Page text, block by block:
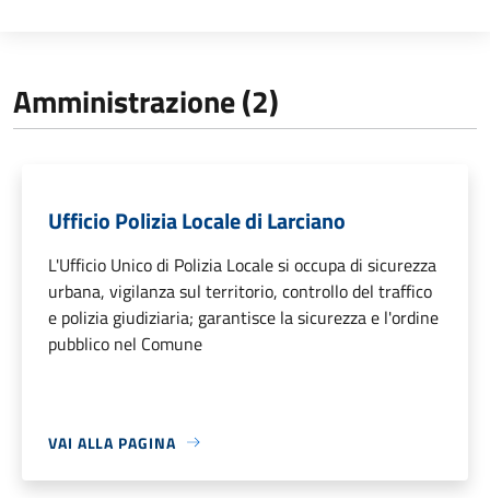
Amministrazione (2)
Ufficio Polizia Locale di Larciano
L'Ufficio Unico di Polizia Locale si occupa di sicurezza
urbana, vigilanza sul territorio, controllo del traffico
e polizia giudiziaria; garantisce la sicurezza e l'ordine
pubblico nel Comune
VAI ALLA PAGINA